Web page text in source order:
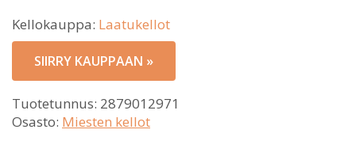
Kellokauppa: Laatukellot
SIIRRY KAUPPAAN »
Tuotetunnus: 2879012971
Osasto: Miesten kellot